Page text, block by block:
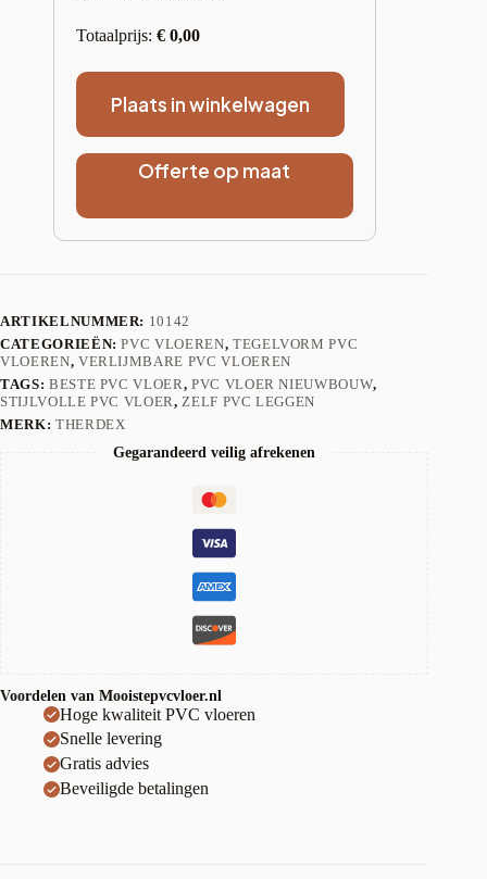
Totaalprijs: € 0,00
Plaats in winkelwagen
Offerte op maat
ARTIKELNUMMER: 10142
CATEGORIEËN:PVC VLOEREN, TEGELVORM PVC
VLOEREN, VERLIJMBARE PVC VLOEREN
TAGS: BESTE PVC VLOER, PVC VLOER NIEUWBOUW,
STIJLVOLLE PVC VLOER, ZELF PVC LEGGEN
MERK: THERDEX
Gegarandeerd veilig afrekenen
Voordelen van Mooistepvcvloer.nl
Hoge kwaliteit PVC vloeren
Snelle levering
Gratis advies
Beveiligde betalingen